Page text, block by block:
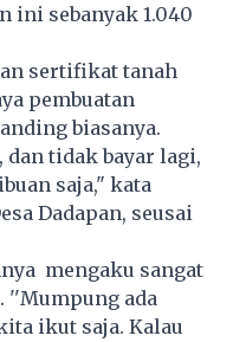
ini sebanyak 1.040
sertifikat tanah
pembuatan
biasanya.
dan tidak bayar lagi,
saja," kata
Dadapan, seusai
mengaku sangat
''Mumpung ada
ikut saja. Kalau